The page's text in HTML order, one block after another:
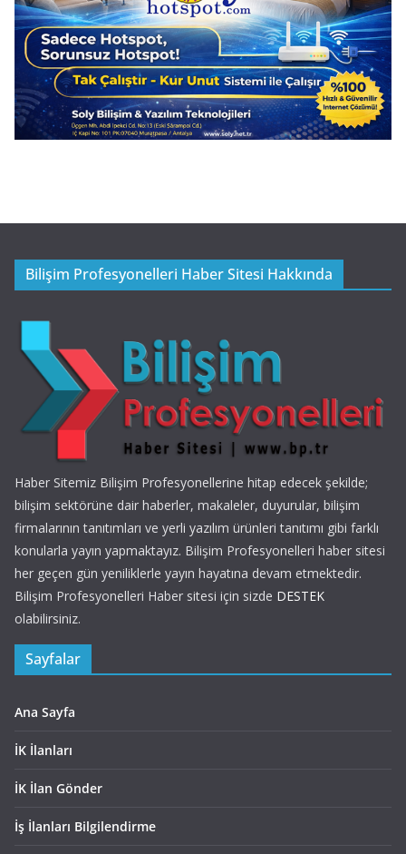
Bilişim Profesyonelleri Haber Sitesi Hakkında
Haber Sitemiz Bilişim Profesyonellerine hitap edecek şekilde;
bilişim sektörüne dair haberler, makaleler, duyurular, bilişim
firmalarının tanıtımları ve yerli yazılım ürünleri tanıtımı gibi farklı
konularla yayın yapmaktayız. Bilişim Profesyonelleri haber sitesi
her geçen gün yeniliklerle yayın hayatına devam etmektedir.
Bilişim Profesyonelleri Haber sitesi için sizde DESTEK
olabilirsiniz.
Sayfalar
Ana Sayfa
İK İlanları
İK İlan Gönder
İş İlanları Bilgilendirme